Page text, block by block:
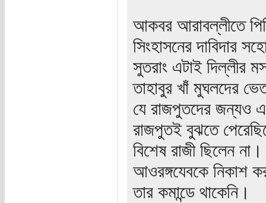
আকবর আরাবল্লীতে
সিংহাসনের দাবিদার
সুতরাং এটাই দিল্লীর
তাহাবুর খাঁ মুঘলদের
যে রাজপুতদের জন্যও
রাজপুতই বুঝতে
বিশেষ রাজী ছিলেন
আওরঙ্গযেবকে নিকাশ
তার কমান্ডে থাকেনি।